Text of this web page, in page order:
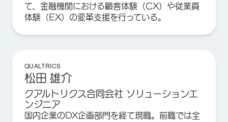
て、金融機関における顧客体験（CX）や従業員
体験（EX）の変革支援を行っている。
QUALTRICS
松田 雄介
クアルトリクス合同会社 ソリューションエ
ンジニア
国内企業のDX企画部門を経て現職。前職では全